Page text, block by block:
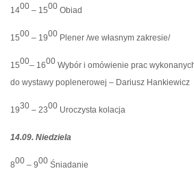
1400 – 1500 Obiad
1500 – 1900 Plener /we własnym zakresie/
1500– 1600 Wybór i omówienie prac
do wystawy poplenerowej – Dariusz Hankiewicz
1930 – 2300 Uroczysta kolacja
14.09. Niedziela
800 – 900 Śniadanie